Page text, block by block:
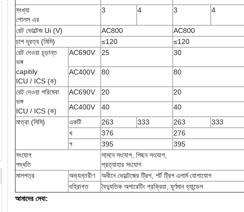
সংখ্যা
পোলস এর
3 4 3 4
রেট ভোল্টেজ Ui (V) AC800 AC800
চাপ দূরত্ব (মিমি)
≤120 ≤120
রেট দেওয়া চূড়ান্ত
ভঙ্গ
capitily
ICU / ICS (ক)
AC690V 25 30
AC400V 80 80
রেট দেওয়া পরিষেবা
ভঙ্গ
ICU / ICS (ক)
AC690V 20 20
AC400V
40 40
মাত্রা (মিমি)
একটি 263 333 263 333
খ
376 276
গ
395 395
সংযোগ
পদ্ধতি
সামনে সংযোগ, পিছন সংযোগ,
প্রত্যাহার সংযোগ
মালপত্র
অভ্যন্তরীণ অধীনে ভোল্টেজের ট্রিপ, শর্ট ট্রিপএলার্ম যোগাযোগ
বহিরাগত
বৈদ্যুতিক অপারেটিং প্রক্রিয়া, ঘূর্ণমান হ্যান্ডেল
আমাদের সেবা: